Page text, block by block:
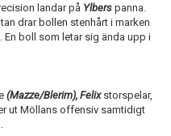
landar på Ylbers panna.
drar bollen stenhårt i marken
boll som letar sig ända upp i
(Mazze/Blerim), Felixstorspelar,
ut Möllans offensiv samtidigt